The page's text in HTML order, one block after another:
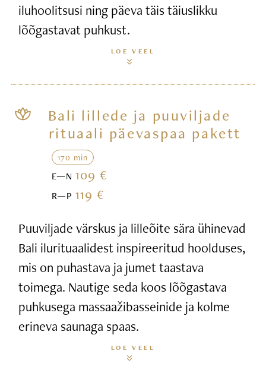
iluhoolitsusi ning päeva täis täiuslikku
lõõgastavat puhkust.
LOE VEEL
Bali lillede ja puuviljade
rituaali päevaspaa pakett
170 min
E—N109 €
R—P119 €
Puuviljade värskus ja lilleõite sära ühinevad
Bali ilurituaalidest inspireeritud hoolduses,
mis on puhastava ja jumet taastava
toimega. Nautige seda koos lõõgastava
puhkusega massaažibasseinide ja kolme
erineva saunaga spaas.
LOE VEEL